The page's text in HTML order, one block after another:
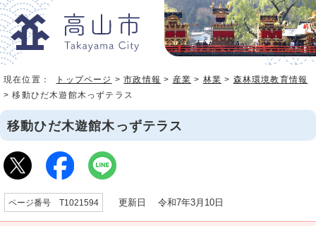
現在位置： トップページ >市政情報 > 産業 > 林業 > 森林環境教育情報
> 移動ひだ木遊館木っずテラス
移動ひだ木遊館木っずテラス
ページ番号 T1021594 更新日 令和7年3月10日